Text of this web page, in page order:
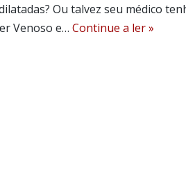
Ou talvez seu médico
Venoso e… Continue a ler »